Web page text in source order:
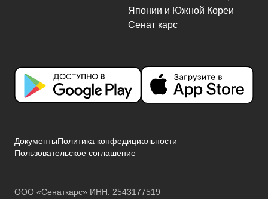
ДокументыПолитика конфедициальности
Пользовательское соглашение
ООО «Сенаткарс» ИНН: 2543177519